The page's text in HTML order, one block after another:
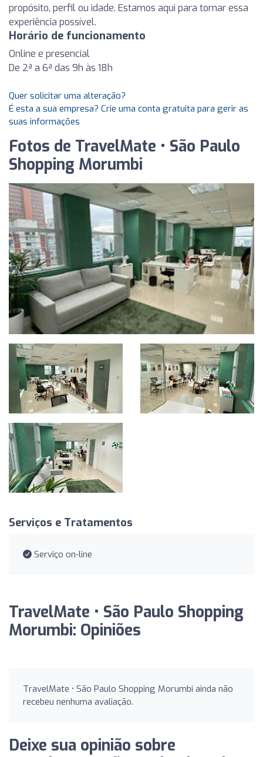
propósito, perfil ou idade. Estamos aqui para tornar essa
experiência possível.
Horário de funcionamento
Online e presencial
De 2ª a 6ª das 9h às 18h
Quer solicitar uma alteração?
É esta a sua empresa? Crie uma conta gratuita para gerir as
suas informações
Fotos de TravelMate • São Paulo
Shopping Morumbi
Serviços e Tratamentos
Serviço on-line
TravelMate • São Paulo Shopping
Morumbi: Opiniões
TravelMate • São Paulo Shopping Morumbi ainda não
recebeu nenhuma avaliação.
Deixe sua opinião sobre